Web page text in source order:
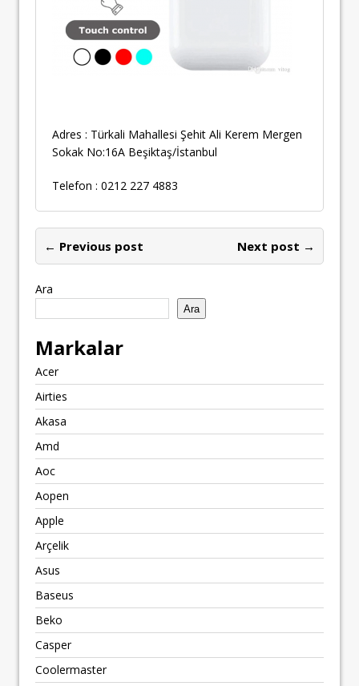
Adres : Türkali Mahallesi Şehit Ali Kerem Mergen
Sokak No:16A Beşiktaş/İstanbul
Telefon : 0212 227 4883
← Previous post Next post →
Ara
Ara
Markalar
Acer
Airties
Akasa
Amd
Aoc
Aopen
Apple
Arçelik
Asus
Baseus
Beko
Casper
Coolermaster